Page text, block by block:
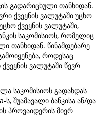
გადარიცხული თანხიდან.
ქვეყნის ვალუტაში უცხო
ქვეყნის ვალუტაში,
საკომისიოს, რომელიც
თანხიდან. წინამდებარე
როდესაც
ვალუტაში წევრ
საკომისიოს გადახდას
ს, შუამავალი ბანკისა ან/და
პროვაიდერის მიერ